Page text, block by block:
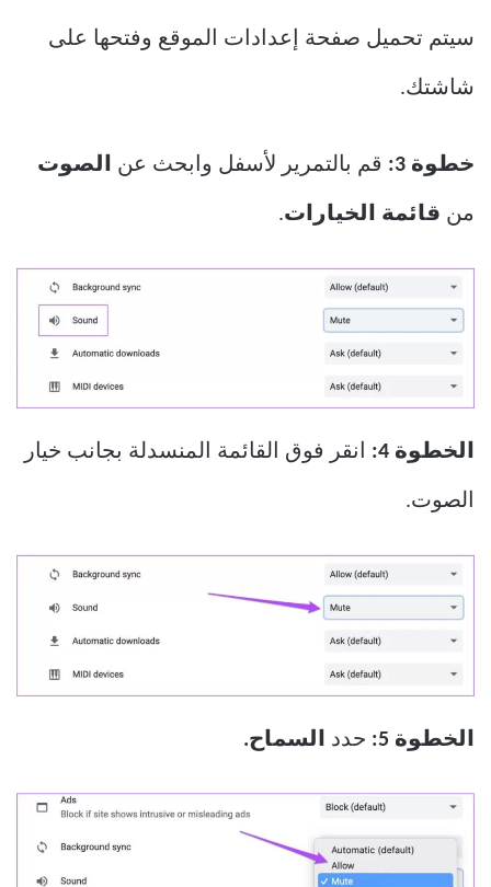
سيتم تحميل صفحة إعدادات الموقع وفتحها على
شاشتك.
خطوة 3: قم بالتمرير لأسفل وابحث عن الصوت
من قائمة الخيارات.
الخطوة 4: انقر فوق القائمة المنسدلة بجانب خيار
الصوت.
الخطوة 5: حدد السماح.